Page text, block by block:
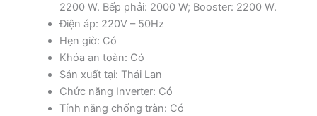
2200 W. Bếp phải: 2000 W; Booster: 2200 W.
Điện áp: 220V – 50Hz
Hẹn giờ: Có
Khóa an toàn: Có
Sản xuất tại: Thái Lan
Chức năng Inverter: Có
Tính năng chống tràn: Có